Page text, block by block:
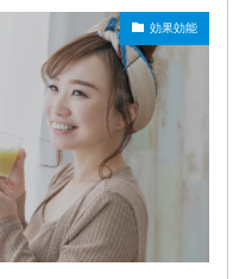
効果効能